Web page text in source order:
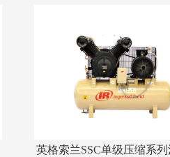
英格索兰SSC单级压缩系